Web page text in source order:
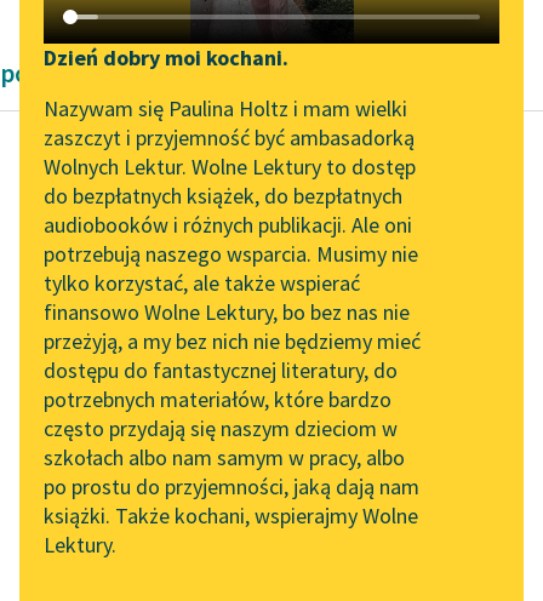
Katalog DAISY
Podkasty o książkach
Zgłoś brak utworu
Aktualności
„Prokurator Alicja Horn”
do słuchania
Byliśmy częścią AI Impact
Lab
Zapraszamy na spotkanie
online z tłumaczkami
literatury skandynawskiej
Spotkanie z Katarzyną
Tunkiel w Oslo
102. lata temu zmarł
Joseph Conrad
Narzędzia
Mapa Wolnych Lektur
Leśmianator
Przewodnik dla piszących i
czytających
API
OAI-PMH
Widget Wolnych Lektur
Przypisy
Dzień dobry moi kochani.
Nazywam się Paulina Holtz i mam wielki
zaszczyt i przyjemność być ambasadorką
Wolnych Lektur. Wolne Lektury to dostęp
do bezpłatnych książek, do bezpłatnych
audiobooków i różnych publikacji. Ale oni
potrzebują naszego wsparcia. Musimy nie
tylko korzystać, ale także wspierać
finansowo Wolne Lektury, bo bez nas nie
przeżyją, a my bez nich nie będziemy mieć
dostępu do fantastycznej literatury, do
potrzebnych materiałów, które bardzo
często przydają się naszym dzieciom w
szkołach albo nam samym w pracy, albo
po prostu do przyjemności, jaką dają nam
książki. Także kochani, wspierajmy Wolne
Lektury.
powieści obyczajowe Zofii Urbanowskiej
Zofia Urbanowska
Księżniczka
Franciszek, dając w
prostocie ducha tak
energiczny wyraz
swemu przeciwko
Helence oburzeniu,
zapomniał, poczciwiec,
że...